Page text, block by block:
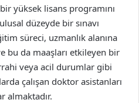
yüksek lisans programını
düzeyde bir sınavı
süreci, uzmanlık alanına
bu da maaşları etkileyen bir
veya acil durumlar gibi
çalışan doktor asistanları
almaktadır.